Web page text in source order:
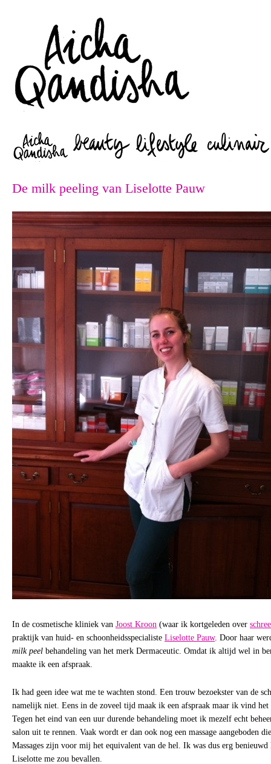
De milk peeling van Liselotte Pauw
In de cosmetische kliniek van Joost Kroon (waar ik kortgeleden over
praktijk van huid- en schoonheidsspecialiste Liselotte Pauw. Door haar
milk peel behandeling van het merk Dermaceutic. Omdat ik altijd wel in
maakte ik een afspraak.
Ik had geen idee wat me te wachten stond. Een trouw bezoekster van de
namelijk niet. Eens in de zoveel tijd maak ik een afspraak maar ik vind het
Tegen het eind van een uur durende behandeling moet ik mezelf echt
salon uit te rennen. Vaak wordt er dan ook nog een massage aangeboden
Massages zijn voor mij het equivalent van de hel. Ik was dus erg
Liselotte me zou bevallen.